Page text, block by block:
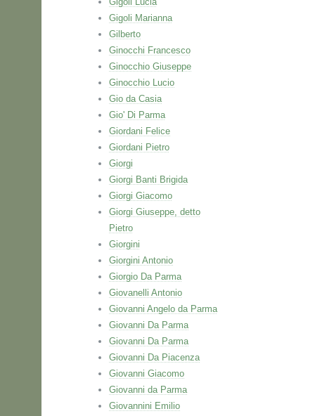
Gigoli Marianna
Gilberto
Ginocchi Francesco
Ginocchio Giuseppe
Ginocchio Lucio
Gio da Casia
Gio' Di Parma
Giordani Felice
Giordani Pietro
Giorgi
Giorgi Banti Brigida
Giorgi Giacomo
Giorgi Giuseppe, detto
Pietro
Giorgini
Giorgini Antonio
Giorgio Da Parma
Giovanelli Antonio
Giovanni Angelo da Parma
Giovanni Da Parma
Giovanni Da Parma
Giovanni Da Piacenza
Giovanni Giacomo
Giovanni da Parma
Giovannini Emilio